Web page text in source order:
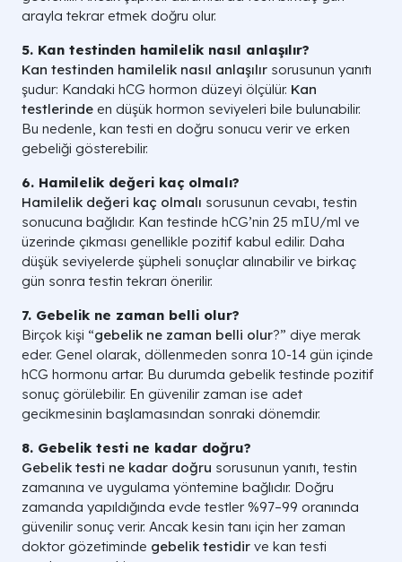
arayla tekrar etmek doğru olur.
5. Kan testinden hamilelik nasıl anlaşılır?
Kan testinden hamilelik nasıl anlaşılır sorusunun yanıtı
şudur: Kandaki hCG hormon düzeyi ölçülür. Kan
testlerinde en düşük hormon seviyeleri bile bulunabilir.
Bu nedenle, kan testi en doğru sonucu verir ve erken
gebeliği gösterebilir.
6. Hamilelik değeri kaç olmalı?
Hamilelik değeri kaç olmalı sorusunun cevabı, testin
sonucuna bağlıdır. Kan testinde hCG’nin 25 mIU/ml ve
üzerinde çıkması genellikle pozitif kabul edilir. Daha
düşük seviyelerde şüpheli sonuçlar alınabilir ve birkaç
gün sonra testin tekrarı önerilir.
7. Gebelik ne zaman belli olur?
Birçok kişi “gebelik ne zaman belli olur?” diye merak
eder. Genel olarak, döllenmeden sonra 10-14 gün içinde
hCG hormonu artar. Bu durumda gebelik testinde pozitif
sonuç görülebilir. En güvenilir zaman ise adet
gecikmesinin başlamasından sonraki dönemdir.
8. Gebelik testi ne kadar doğru?
Gebelik testi ne kadar doğru sorusunun yanıtı, testin
zamanına ve uygulama yöntemine bağlıdır. Doğru
zamanda yapıldığında evde testler %97–99 oranında
güvenilir sonuç verir. Ancak kesin tanı için her zaman
doktor gözetiminde gebelik testidir ve kan testi